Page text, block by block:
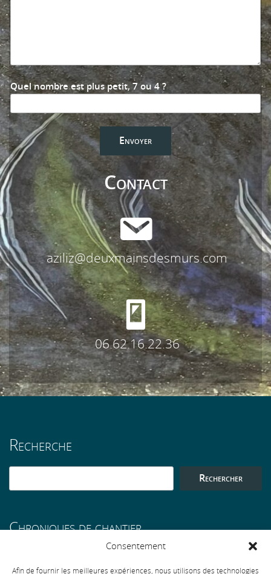
Consentement
Afin de fournir les meilleures expériences, nous utilisons des technologies
Quel nombre est plus petit, 7 ou 4 ?
Contact
aziliz@deuxmainsdesmurs.com
06.62.16.22.36
Recherche
Rechercher
Chroniques de chantier